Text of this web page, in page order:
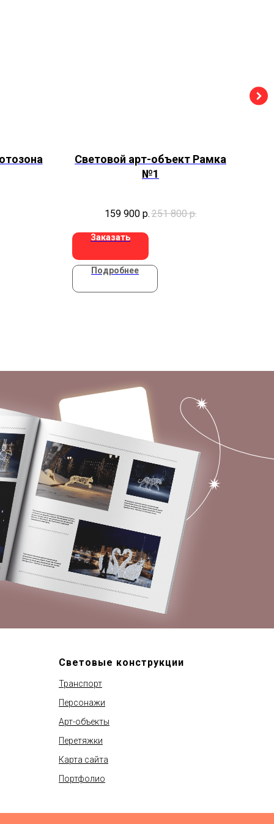
Световой арт-объект Рамка
№1
159 900 р.251 800 р.
Заказать
Подробнее
Световые конструкции
Транспорт
Персонажи
Арт-объекты
Перетяжки
Карта сайта
Портфолио